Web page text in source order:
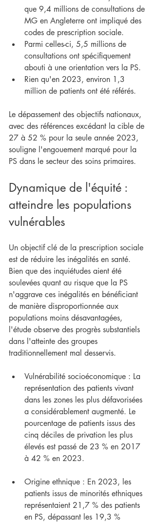
que 9,4 millions de consultations de
MG en Angleterre ont impliqué des
codes de prescription sociale.
Parmi celles-ci, 5,5 millions de
consultations ont spécifiquement
abouti à une orientation vers la PS.
Rien qu'en 2023, environ 1,3
million de patients ont été référés.
Le dépassement des objectifs nationaux,
avec des références excédant la cible de
27 à 52 % pour la seule année 2023,
souligne l'engouement marqué pour la
PS dans le secteur des soins primaires.
Dynamique de l'équité :
atteindre les populations
vulnérables
Un objectif clé de la prescription sociale
est de réduire les inégalités en santé.
Bien que des inquiétudes aient été
soulevées quant au risque que la PS
n'aggrave ces inégalités en bénéficiant
de manière disproportionnée aux
populations moins désavantagées,
l'étude observe des progrès substantiels
dans l'atteinte des groupes
traditionnellement mal desservis.
Vulnérabilité socioéconomique : La
représentation des patients vivant
dans les zones les plus défavorisées
a considérablement augmenté. Le
pourcentage de patients issus des
cinq déciles de privation les plus
élevés est passé de 23 % en 2017
à 42 % en 2023.
Origine ethnique : En 2023, les
patients issus de minorités ethniques
représentaient 21,7 % des patients
en PS, dépassant les 19,3 %